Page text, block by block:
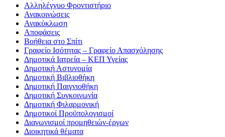
Αλληλέγγυο Φροντιστήριο
Ανακοινώσεις
Ανακύκλωση
Αποφάσεις
Βοήθεια στο Σπίτι
Γραφείο Ισότητας – Γραφείο Απασχόλησης
Δημοτικά Ιατρεία – ΚΕΠ Υγείας
Δημοτική Αστυνομία
Δημοτική Βιβλιοθήκη
Δημοτική Παιγνιοθήκη
Δημοτική Συγκοινωνία
Δημοτική Φιλαρμονική
Δημοτικοί Προϋπολογισμοί
Διαγωνισμοί προμηθειών-έργων
Διοικητικά θέματα